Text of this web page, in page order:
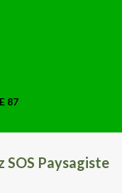
87
SOS Paysagiste